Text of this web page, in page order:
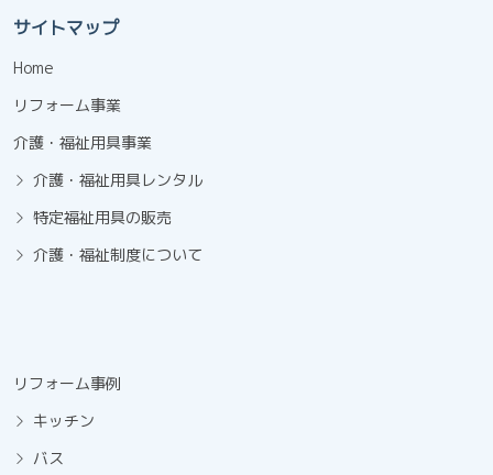
サイトマップ
Home
リフォーム事業
介護・福祉用具事業
介護・福祉用具レンタル
特定福祉用具の販売
介護・福祉制度について
リフォーム事例
キッチン
バス